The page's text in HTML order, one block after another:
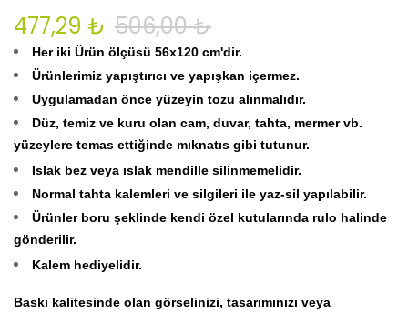
477,29 ₺ 506,00 ₺
Her iki Ürün ölçüsü 56x120 cm'dir.
Ürünlerimiz yapıştırıcı ve yapışkan içermez.
Uygulamadan önce yüzeyin tozu alınmalıdır.
Düz, temiz ve kuru olan cam, duvar, tahta, mermer vb.
yüzeylere temas ettiğinde mıknatıs gibi tutunur.
Islak bez veya ıslak mendille silinmemelidir.
Normal tahta kalemleri ve silgileri ile yaz-sil yapılabilir.
Ürünler boru şeklinde kendi özel kutularında rulo halinde
gönderilir.
Kalem hediyelidir.
Baskı kalitesinde olan görselinizi, tasarımınızı veya